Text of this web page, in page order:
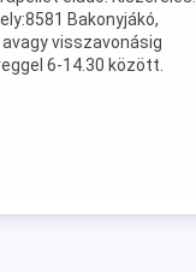
Bakonyjákó,
visszavonásig
6-14.30 között.